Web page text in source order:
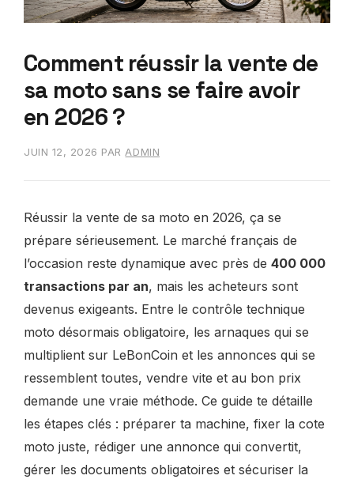
Comment réussir la vente de
sa moto sans se faire avoir
en 2026 ?
JUIN 12, 2026 PAR ADMIN
Réussir la vente de sa moto en 2026, ça se
prépare sérieusement. Le marché français de
l’occasion reste dynamique avec près de 400 000
transactions par an, mais les acheteurs sont
devenus exigeants. Entre le contrôle technique
moto désormais obligatoire, les arnaques qui se
multiplient sur LeBonCoin et les annonces qui se
ressemblent toutes, vendre vite et au bon prix
demande une vraie méthode. Ce guide te détaille
les étapes clés : préparer ta machine, fixer la cote
moto juste, rédiger une annonce qui convertit,
gérer les documents obligatoires et sécuriser la